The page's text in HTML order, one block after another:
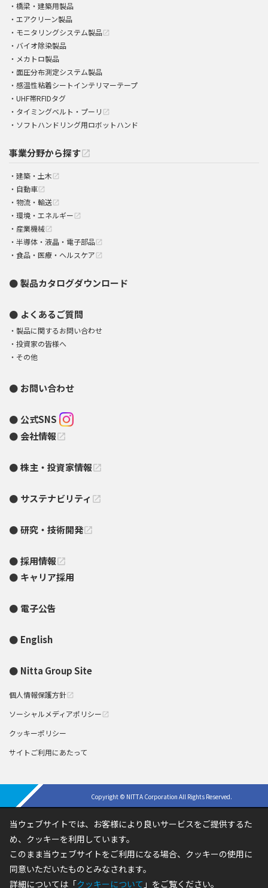
橋梁・建築用製品
エアクリーン製品
モニタリングシステム製品 open_in_new
バイオ除染製品
メカトロ製品
面圧分布測定システム製品
感温性粘着シートインテリマーテープ
UHF帯RFIDタグ
タイミングベルト・プーリ open_in_new
ソフトハンドリング用ロボットハンド
事業分野から探すopen_in_new
建築・土木 open_in_new
自動車 open_in_new
物流・輸送 open_in_new
環境・エネルギー open_in_new
産業機械 open_in_new
半導体・液晶・電子部品 open_in_new
食品・医療・ヘルスケア open_in_new
製品カタログダウンロード
よくあるご質問
製品に関するお問い合わせ
投資家の皆様へ
その他
お問い合わせ
公式SNS
会社情報open_in_new
株主・投資家情報open_in_new
サステナビリティ open_in_new
研究・技術開発open_in_new
採用情報open_in_new
キャリア採用
電子公告
English
Nitta Group Site
個人情報保護方針 open_in_new
ソーシャルメディアポリシー open_in_new
クッキーポリシー
サイトご利用にあたって
Copyright © NITTA Corporation All Rights Reserved.
当ウェブサイトでは、お客様により良いサービスをご提供するた
め、クッキーを利用しています。
このまま当ウェブサイトをご利用になる場合、クッキーの使用に
同意いただいたものとみなされます。
詳細については「クッキーについて 」をご覧ください。